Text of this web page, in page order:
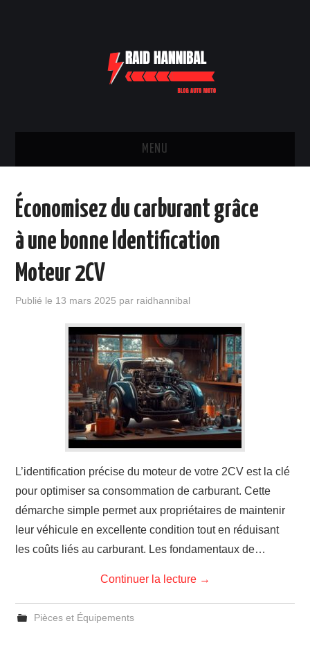
MENU
PIÈCES ET ÉQUIPEMENTS
ADMINISTRATIF
Économisez du carburant grâce
à une bonne Identification
Moteur 2CV
Publié le 13 mars 2025 par raidhannibal
L’identification précise du moteur de votre 2CV est la clé
pour optimiser sa consommation de carburant. Cette
démarche simple permet aux propriétaires de maintenir
leur véhicule en excellente condition tout en réduisant
les coûts liés au carburant. Les fondamentaux de…
Continuer la lecture →
Pièces et Équipements